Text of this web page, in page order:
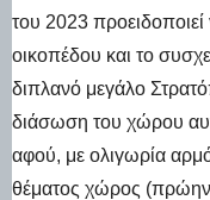
του 2023 προειδοποιεί
οικοπέδου και το
διπλανό μεγάλο
διάσωση του χώρου
αφού, με ολιγωρία
θέματος χώρος